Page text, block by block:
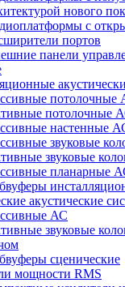
нового
с
портов
панели
потолочные
потолочные
настенные
звуковые
звуковые
планарные
акустические
АС
звуковые
сценические
мощности RMS